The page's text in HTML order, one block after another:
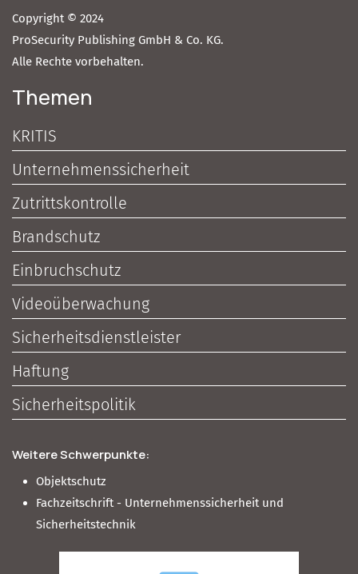
Copyright © 2024
ProSecurity Publishing GmbH & Co. KG.
Alle Rechte vorbehalten.
Themen
KRITIS
Unternehmenssicherheit
Zutrittskontrolle
Brandschutz
Einbruchschutz
Videoüberwachung
Sicherheitsdienstleister
Haftung
Sicherheitspolitik
Weitere Schwerpunkte:
Objektschutz
Fachzeitschrift - Unternehmenssicherheit und
Sicherheitstechnik